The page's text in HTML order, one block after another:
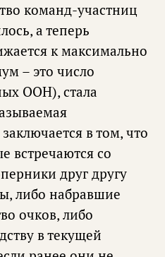
команд-участниц
а теперь
к максимально
– это число
ООН), стала
в том, что
встречаются со
друг другу
либо набравшие
очков, либо
в текущей